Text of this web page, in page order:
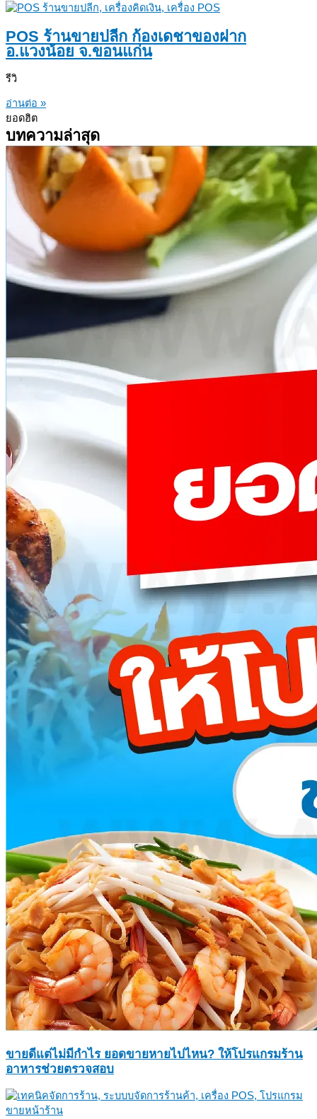
POS ร้านขายปลีก ก้องเดชาของฝาก
อ.แวงน้อย จ.ขอนแก่น
รีวิ
อ่านต่อ »
ยอดฮิต
บทความล่าสุด
ขายดีแต่ไม่มีกำไร ยอดขายหายไปไหน? ให้โปรแกรมร้าน
อาหารช่วยตรวจสอบ